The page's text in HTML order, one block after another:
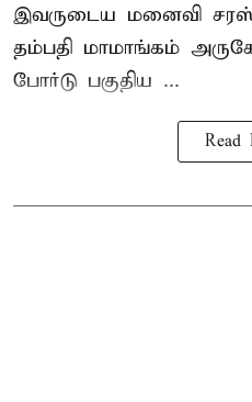
இவருடைய மனைவி
தம்பதி மாமாங்கம்
போர்டு பகுதிய ...
Read